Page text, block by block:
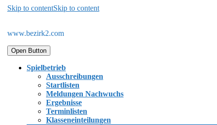
Skip to contentSkip to content
www.bezirk2.com
Open Button
Spielbetrieb
Ausschreibungen
Startlisten
Meldungen Nachwuchs
Ergebnisse
Terminlisten
Klasseneinteilungen